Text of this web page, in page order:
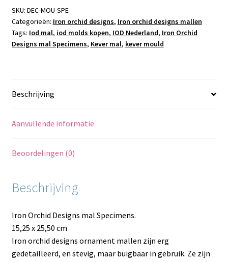
SKU: DEC-MOU-SPE
Categorieën: Iron orchid designs, Iron orchid designs mallen
Tags: Iod mal, iod molds kopen, IOD Nederland, Iron Orchid
Designs mal Specimens, Kever mal, kever mould
Beschrijving
Aanvullende informatie
Beoordelingen (0)
Beschrijving
Iron Orchid Designs mal Specimens.
15,25 x 25,50 cm
Iron orchid designs ornament mallen zijn erg
gedetailleerd, en stevig, maar buigbaar in gebruik. Ze zijn